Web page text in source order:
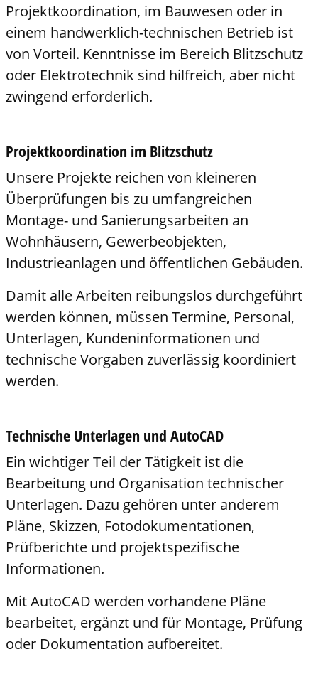
Projektkoordination, im Bauwesen oder in
einem handwerklich-technischen Betrieb ist
von Vorteil. Kenntnisse im Bereich Blitzschutz
oder Elektrotechnik sind hilfreich, aber nicht
zwingend erforderlich.
Projektkoordination im Blitzschutz
Unsere Projekte reichen von kleineren
Überprüfungen bis zu umfangreichen
Montage- und Sanierungsarbeiten an
Wohnhäusern, Gewerbeobjekten,
Industrieanlagen und öffentlichen Gebäuden.
Damit alle Arbeiten reibungslos durchgeführt
werden können, müssen Termine, Personal,
Unterlagen, Kundeninformationen und
technische Vorgaben zuverlässig koordiniert
werden.
Technische Unterlagen und AutoCAD
Ein wichtiger Teil der Tätigkeit ist die
Bearbeitung und Organisation technischer
Unterlagen. Dazu gehören unter anderem
Pläne, Skizzen, Fotodokumentationen,
Prüfberichte und projektspezifische
Informationen.
Mit AutoCAD werden vorhandene Pläne
bearbeitet, ergänzt und für Montage, Prüfung
oder Dokumentation aufbereitet.